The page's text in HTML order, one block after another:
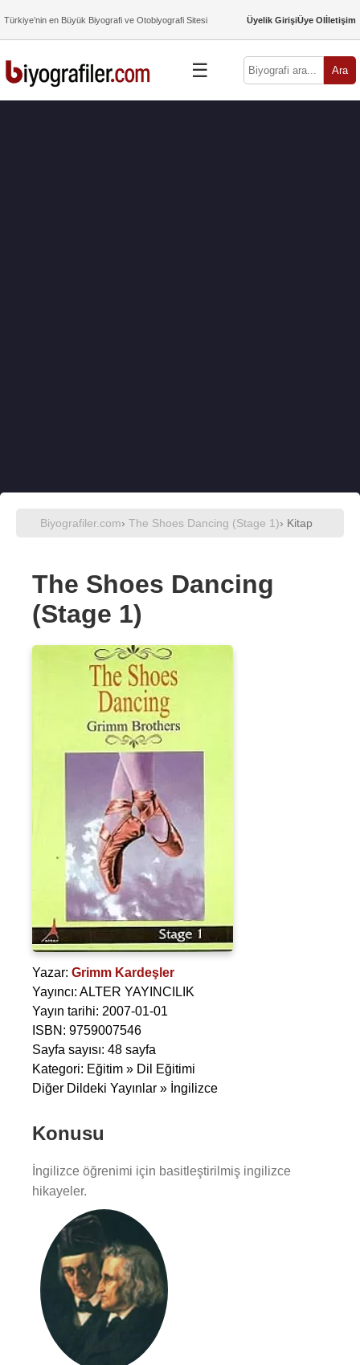
Türkiye’nin en Büyük Biyografi ve Otobiyografi Sitesi Üyelik GirişiÜye Olİletişim
☰ Ara
Biyografiler.com› The Shoes Dancing (Stage 1)› Kitap
The Shoes Dancing
(Stage 1)
Yazar: Grimm Kardeşler
Yayıncı: ALTER YAYINCILIK
Yayın tarihi: 2007-01-01
ISBN: 9759007546
Sayfa sayısı: 48 sayfa
Kategori: Eğitim » Dil Eğitimi
Diğer Dildeki Yayınlar » İngilizce
Konusu
İngilizce öğrenimi için basitleştirilmiş ingilizce
hikayeler.